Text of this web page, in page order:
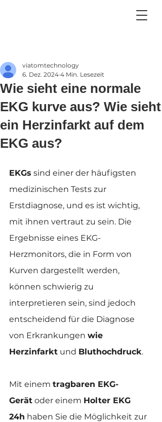
Wie sieht eine normale
EKG kurve aus? Wie sieht
ein Herzinfarkt auf dem
EKG aus?
viatomtechnology
6. Dez. 2024 4 Min. Lesezeit
EKGs sind einer der häufigsten
medizinischen Tests zur
Erstdiagnose, und es ist wichtig,
mit ihnen vertraut zu sein. Die
Ergebnisse eines EKG-
Herzmonitors, die in Form von
Kurven dargestellt werden,
können schwierig zu
interpretieren sein, sind jedoch
entscheidend für die Diagnose
von Erkrankungen wie
Herzinfarkt und Bluthochdruck.
Mit einem tragbaren EKG-
Gerät oder einem Holter EKG
24h haben Sie die Möglichkeit zur